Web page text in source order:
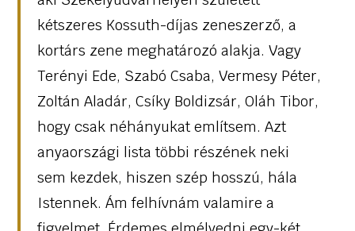
kétszeres Kossuth-díjas zeneszerző, a
kortárs zene meghatározó alakja. Vagy
Terényi Ede, Szabó Csaba, Vermesy Péter,
Zoltán Aladár, Csíky Boldizsár, Oláh Tibor,
hogy csak néhányukat említsem. Azt
anyaországi lista többi részének neki
sem kezdek, hiszen szép hosszú, hála
Istennek. Ám felhívnám valamire a